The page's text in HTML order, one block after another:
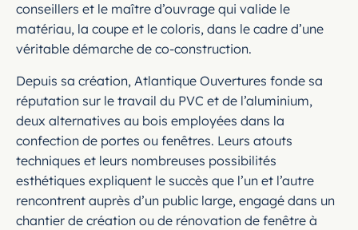
conseillers et le maître d’ouvrage qui valide le
matériau, la coupe et le coloris, dans le cadre d’une
véritable démarche de co-construction.
Depuis sa création, Atlantique Ouvertures fonde sa
réputation sur le travail du PVC et de l’aluminium,
deux alternatives au bois employées dans la
confection de portes ou fenêtres. Leurs atouts
techniques et leurs nombreuses possibilités
esthétiques expliquent le succès que l’un et l’autre
rencontrent auprès d’un public large, engagé dans un
chantier de création ou de rénovation de fenêtre à